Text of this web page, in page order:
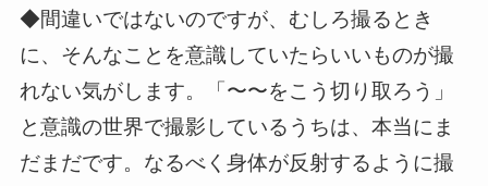
◆間違いではないのですが、むしろ撮るとき
に、そんなことを意識していたらいいものが撮
れない気がします。「〜〜をこう切り取ろう」
と意識の世界で撮影しているうちは、本当にま
だまだです。なるべく身体が反射するように撮